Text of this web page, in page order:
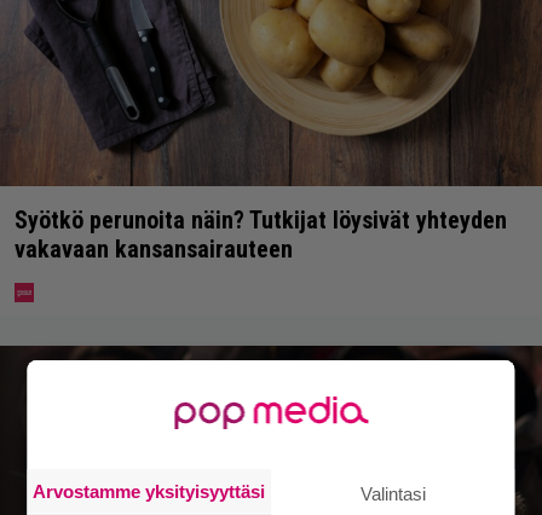
Syötkö perunoita näin? Tutkijat löysivät yhteyden
vakavaan kansansairauteen
Arvostamme yksityisyyttäsi Valintasi